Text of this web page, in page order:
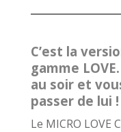
C’est la
gamme
au soir et
passer de lui !
Le MICRO